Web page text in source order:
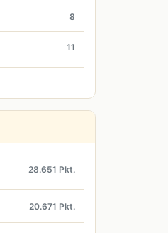
8
11
28.651 Pkt.
20.671 Pkt.